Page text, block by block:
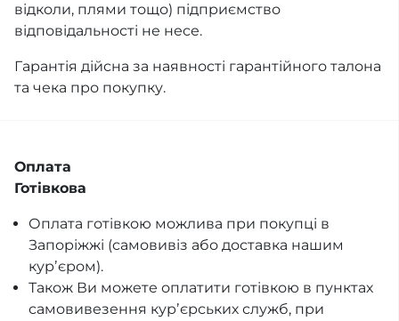
відколи, плями тощо) підприємство
відповідальності не несе.
Гарантія дійсна за наявності гарантійного талона
та чека про покупку.
Оплата
Готівкова
Оплата готівкою можлива при покупці в
Запоріжжі (самовивіз або доставка нашим
курʼєром).
Також Ви можете оплатити готівкою в пунктах
самовивезення курʼєрських служб, при